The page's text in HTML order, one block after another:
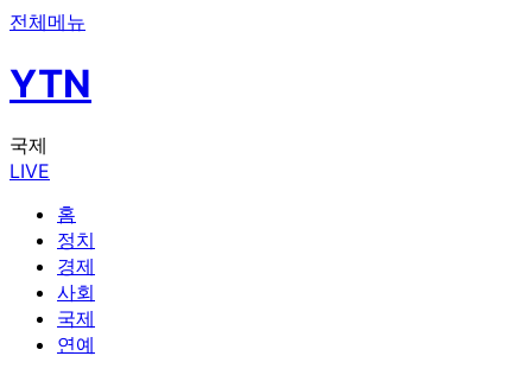
전체메뉴
YTN
국제
LIVE
홈
정치
경제
사회
국제
연예